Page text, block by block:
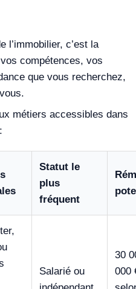
l’immobilier, c’est la
compétences, vos
que vous recherchez,
métiers accessibles dans
Statut le
plus
fréquent
Salarié ou
30
000